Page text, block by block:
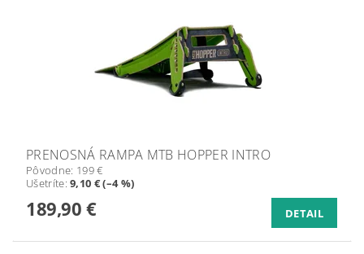
PRENOSNÁ RAMPA MTB HOPPER INTRO
Pôvodne: 199 €
Ušetríte:9,10 € (–4 %)
189,90 € DETAIL